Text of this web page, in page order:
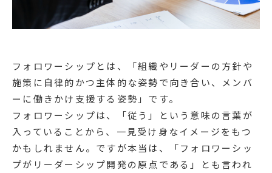
フォロワーシップとは、「組織やリーダーの方針や
施策に自律的かつ主体的な姿勢で向き合い、メンバ
ーに働きかけ支援する姿勢」です。
フォロワーシップは、「従う」という意味の言葉が
入っていることから、一見受け身なイメージをもつ
かもしれません。ですが本当は、「フォロワーシッ
プがリーダーシップ開発の原点である」とも言われ